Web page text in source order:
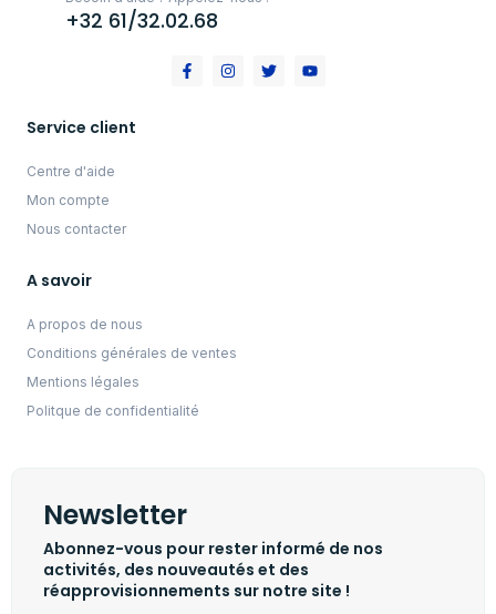
+32 61/32.02.68
Service client
Centre d'aide
Mon compte
Nous contacter
A savoir
A propos de nous
Conditions générales de ventes
Mentions légales
Politque de confidentialité
Newsletter
Abonnez-vous pour rester informé de nos
activités, des nouveautés et des
réapprovisionnements sur notre site !